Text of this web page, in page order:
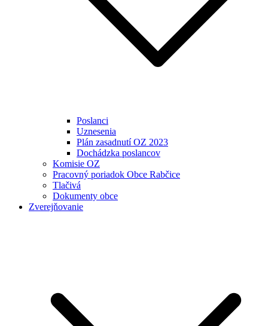
Poslanci
Uznesenia
Plán zasadnutí OZ 2023
Dochádzka poslancov
Komisie OZ
Pracovný poriadok Obce Rabčice
Tlačivá
Dokumenty obce
Zverejňovanie